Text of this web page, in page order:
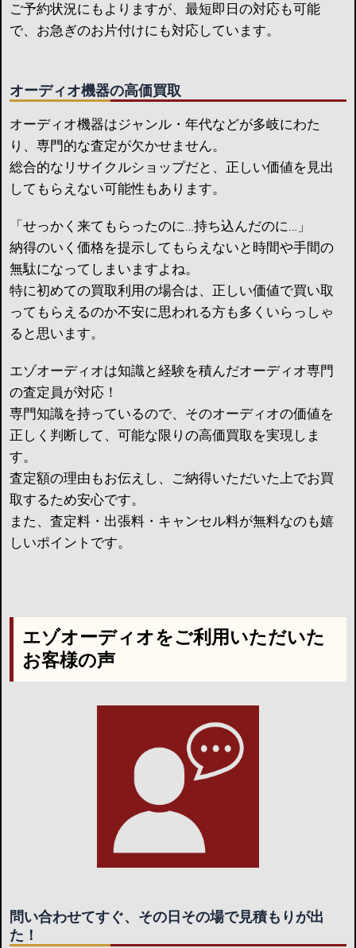
ご予約状況にもよりますが、最短即日の対応も可能
で、お急ぎのお片付けにも対応しています。
オーディオ機器の高価買取
オーディオ機器はジャンル・年代などが多岐にわた
り、専門的な査定が欠かせません。
総合的なリサイクルショップだと、正しい価値を見出
してもらえない可能性もあります。
「せっかく来てもらったのに…持ち込んだのに…」
納得のいく価格を提示してもらえないと時間や手間の
無駄になってしまいますよね。
特に初めての買取利用の場合は、正しい価値で買い取
ってもらえるのか不安に思われる方も多くいらっしゃ
ると思います。
エゾオーディオは知識と経験を積んだオーディオ専門
の査定員が対応！
専門知識を持っているので、そのオーディオの価値を
正しく判断して、可能な限りの高価買取を実現しま
す。
査定額の理由もお伝えし、ご納得いただいた上でお買
取するため安心です。
また、査定料・出張料・キャンセル料が無料なのも嬉
しいポイントです。
エゾオーディオをご利用いただいた
お客様の声
問い合わせてすぐ、その日その場で見積もりが出
た！